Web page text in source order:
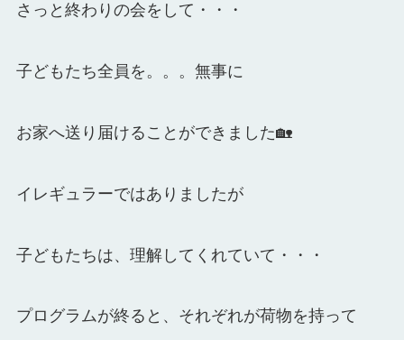
さっと終わりの会をして・・・
子どもたち全員を。。。無事に
お家へ送り届けることができました🏡
イレギュラーではありましたが
子どもたちは、 理解してくれていて・・・
プログラムが終ると、それぞれが荷物を持って